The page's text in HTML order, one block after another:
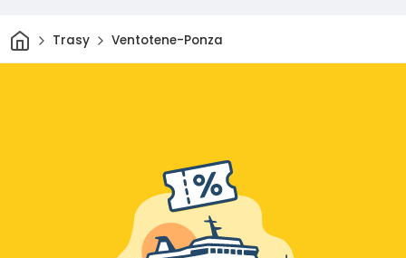
DomTrasy Ventotene-Ponza